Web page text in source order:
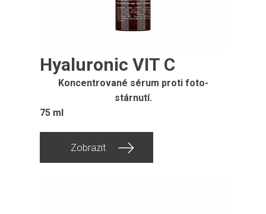
Hyaluronic VIT C
Koncentrované sérum proti foto-
stárnutí.
75 ml
Zobrazit